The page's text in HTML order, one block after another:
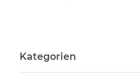
Kategorien